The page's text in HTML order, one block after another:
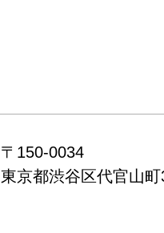
〒 150-0034
東京都渋谷区代官山